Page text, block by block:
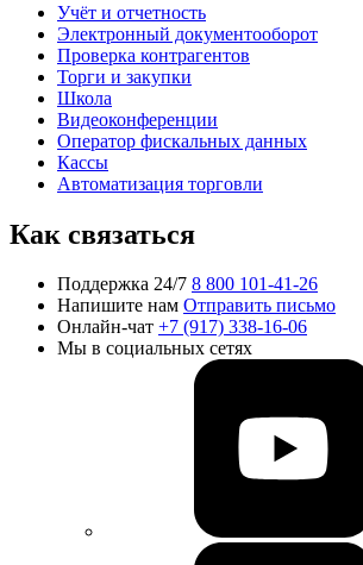
Учёт и отчетность
Электронный документооборот
Проверка контрагентов
Торги и закупки
Школа
Видеоконференции
Оператор фискальных данных
Кассы
Автоматизация торговли
Как связаться
Поддержка 24/7 8 800 101-41-26
Напишите нам Отправить письмо
Онлайн-чат +7 (917) 338-16-06
Мы в социальных сетях